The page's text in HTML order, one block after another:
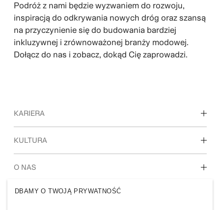
Podróż z nami będzie wyzwaniem do rozwoju,
inspiracją do odkrywania nowych dróg oraz szansą
na przyczynienie się do budowania bardziej
inkluzywnej i zrównoważonej branży modowej.
Dołącz do nas i zobacz, dokąd Cię zaprowadzi.
KARIERA
Odkryj nasze miejsca pracy
KULTURA
Nasza kultura i benefity
O NAS
Kim jesteśmy
H&M GROUP
DBAMY O TWOJĄ PRYWATNOŚĆ